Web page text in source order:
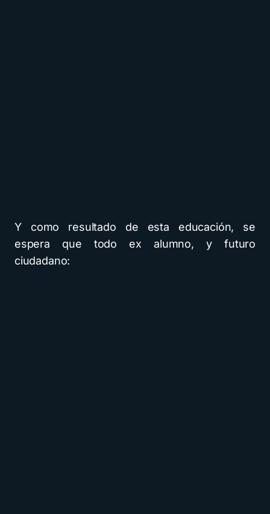
Y como resultado de esta educación, se
espera que todo ex alumno, y futuro
ciudadano: